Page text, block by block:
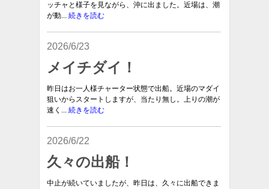
ッチャと様子を見ながら、沖に出ました。近場は、潮
が動... 続きを読む
2026/6/23
メイチダイ！
昨日はお一人様チャーター状態で出船。近場のマダイ
狙いからスタートしますが、当たり無し。上りの潮が
速く... 続きを読む
2026/6/22
久々の出船！
中止が続いていましたが、昨日は、久々に出船できま